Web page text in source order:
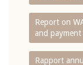
Report on
and
Rapport